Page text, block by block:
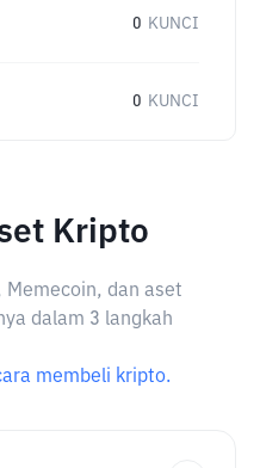
0 KUNCI
0 KUNCI
Kripto
Memecoin, dan aset
dalam 3 langkah
membeli kripto.